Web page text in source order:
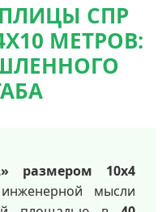
СПР
МЕТРОВ:
размером 10х4
мысли